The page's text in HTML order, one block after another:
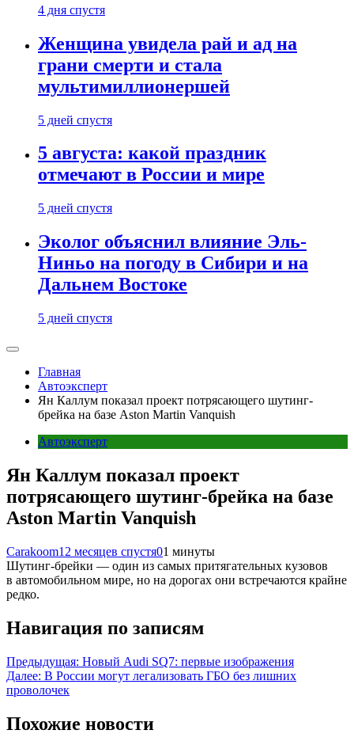
4 дня спустя
Женщина увидела рай и ад на
грани смерти и стала
мультимиллионершей
5 дней спустя
5 августа: какой праздник
отмечают в России и мире
5 дней спустя
Эколог объяснил влияние Эль-
Ниньо на погоду в Сибири и на
Дальнем Востоке
5 дней спустя
Главная
Автоэксперт
Ян Каллум показал проект потрясающего шутинг-
брейка на базе Aston Martin Vanquish
Автоэксперт
Ян Каллум показал проект
потрясающего шутинг-брейка на базе
Aston Martin Vanquish
Carakoom12 месяцев спустя01 минуты
Шутинг-брейки — один из самых притягательных кузовов
в автомобильном мире, но на дорогах они встречаются крайне
редко.
Навигация по записям
Предыдущая: Новый Audi SQ7: первые изображения
Далее: В России могут легализовать ГБО без лишних
проволочек
Похожие новости